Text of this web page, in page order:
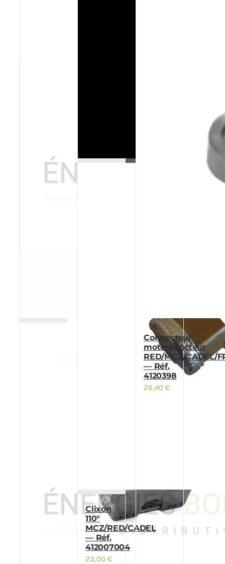
Clixon
110°
MCZ/RED/CADEL
— Réf.
412007004
23,00€
Connecteur
motoréducteur
RED/MCZ/CADEL/
— Réf.
4120398
26,40€